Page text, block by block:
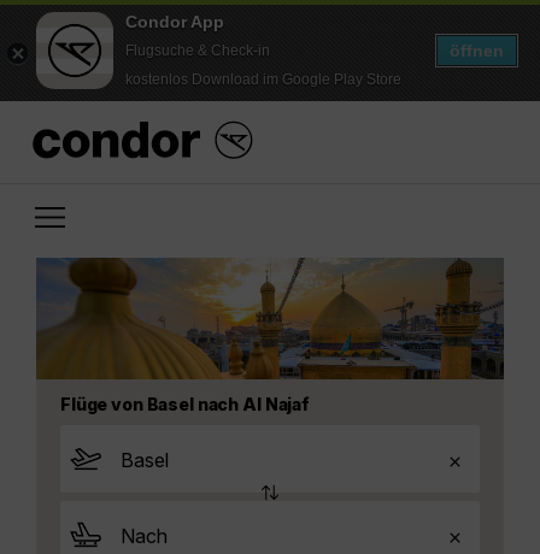
Condor App
Flugsuche & Check-in
kostenlos Download im Google Play Store
öffnen
Flüge von Basel nach Al Najaf